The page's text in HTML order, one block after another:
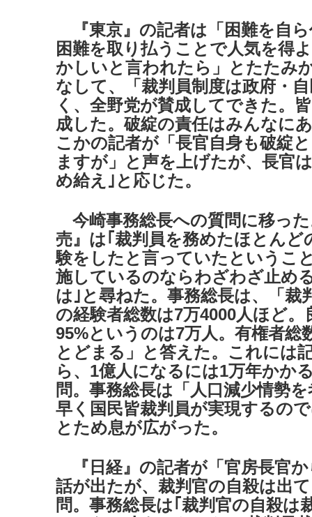
『東京』の記者は「困難を自
困難を取り払うことで人気を得
かしいと言われたら」とたたみ
なして、「裁判員制度は政府・
く、全野党が賛成してできた。
成した。破綻の責任はみんなに
こかの記者が「長官自身も破綻
ますが」と声を上げたが、長官
め給え｣と応じた。
今崎事務総長への質問に移っ
売』は｢裁判員を務めたほとんど
験をしたと言っていたというこ
施しているのならわざわざ止め
は｣と尋ねた。事務総長は、「裁
の経験者総数は7万4000人ほど。
95%というのは7万人。有権者総
とどまる」と答えた。これには
ら、1億人になるには1万年かか
問。事務総長は「人口減少情勢
早く国民皆裁判員が実現するの
とため息が広がった。
『日経』の記者が「官房長官
話が出たが、裁判官の自殺は出
問。事務総長は｢裁判官の自殺は